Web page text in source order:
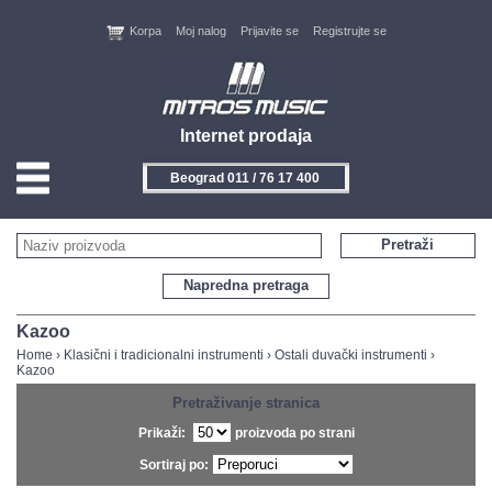
Internet prodaja
Korpa Moj nalog Prijavite se Registrujte se
Beograd 011 / 76 17 400
HOME
KONTAKT
NOVITETI
FEEDBACK
Napredna pretraga
Pretraži
Kazoo
Home › Klasični i tradicionalni instrumenti › Ostali duvački instrumenti ›
Kazoo
Pretraživanje stranica
Prikaži: proizvoda po strani
Sortiraj po: